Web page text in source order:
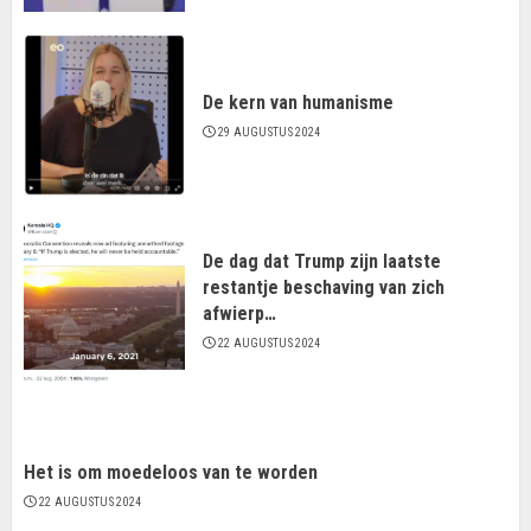
De kern van humanisme
29 AUGUSTUS 2024
De dag dat Trump zijn laatste
restantje beschaving van zich
afwierp…
22 AUGUSTUS 2024
Het is om moedeloos van te worden
22 AUGUSTUS 2024